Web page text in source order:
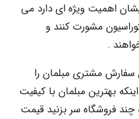
ویژه ای دارد می
کنند و
مبلمان را
مبلمان با کیفیت
سر بزنید قیمت